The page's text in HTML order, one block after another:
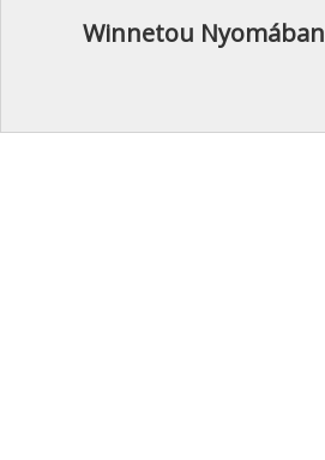
Winnetou Nyomában